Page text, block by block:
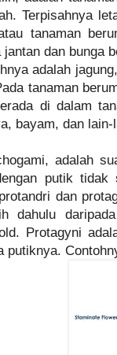
Terpisahnya
tanaman
jantan dan bunga
adalah
tanaman
di dalam
bayam, dan lain-
adalah
putik tidak
dan
dahulu
Protagyni
putiknya.